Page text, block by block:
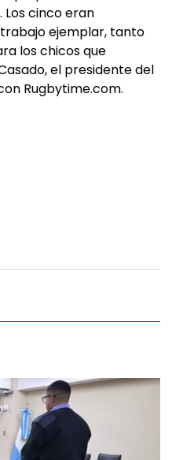
cinco eran
ejemplar, tanto
los chicos que
el presidente del
Rugbytime.com.